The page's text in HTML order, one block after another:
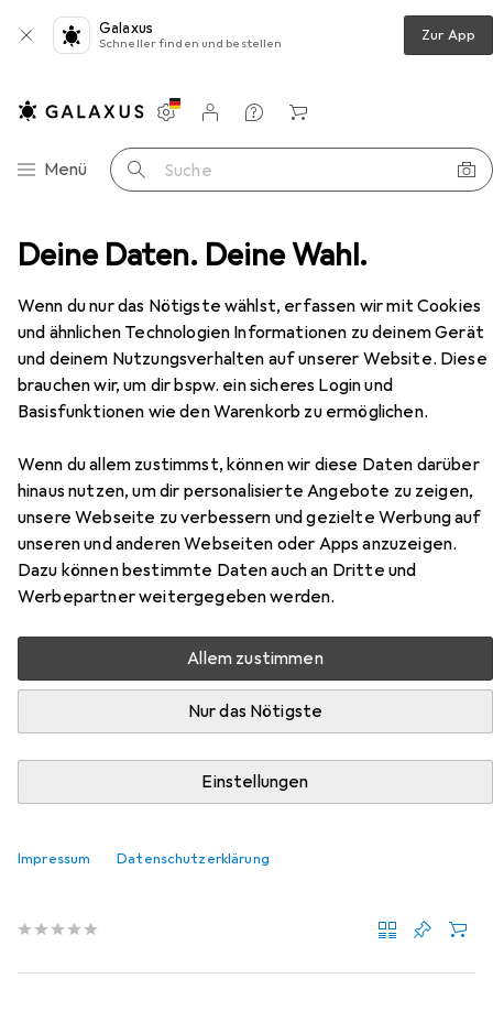
Deine Daten. Deine Wahl.
Wenn du nur das Nötigste wählst, erfassen wir mit Cookies
und ähnlichen Technologien Informationen zu deinem Gerät
und deinem Nutzungsverhalten auf unserer Website. Diese
brauchen wir, um dir bspw. ein sicheres Login und
Basisfunktionen wie den Warenkorb zu ermöglichen.
Wenn du allem zustimmst, können wir diese Daten darüber
hinaus nutzen, um dir personalisierte Angebote zu zeigen,
unsere Webseite zu verbessern und gezielte Werbung auf
unseren und anderen Webseiten oder Apps anzuzeigen.
Dazu können bestimmte Daten auch an Dritte und
Werbepartner weitergegeben werden.
Allem zustimmen
Nur das Nötigste
Einstellungen
Impressum Datenschutzerklärung
Galaxus
Schneller finden und bestellen Zur App
Navigation nach Kategorien
Menü Suche
Einstellungen
Kundenkonto
Vergleichslisten
Merklisten
Warenkorb
Möbelgriff Hettich ProDecor Gela
EUR
24,90
HettichProDecor Gela
Zubehör für Hettich ProDecor
Gela
Hier findest du passendes Zubehör zum Produkt Hettich
ProDecor Gela aus der Kategorie Möbelgriff.
Beliebt
Relevanz
MENGENRABATT
EUR
12,89